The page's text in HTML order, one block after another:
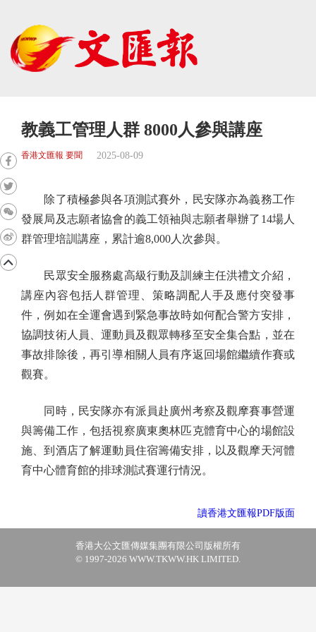
教義工管理人群 8000人參與講座
香港文匯報 要聞 2025-08-09
除了積極參與各項測試賽外，民安隊亦為義務工作
發展局及志願者協會的義工領袖與志願者舉辦了14場人
群管理培訓講座，累計逾8,000人次參與。
民眾安全服務處高級行動及訓練主任洪禮文介紹，
講座內容包括人群管理、策略調配人手及應付突發事
件，例如在全運會遇到緊急事故時如何配合警方安排，
協調技術人員、運動員及觀眾轉移至安全集合點，並在
事故排除後，再引導相關人員有序返回場館繼續作賽或
觀賽。
同時，民安隊亦有派員赴廣州考察及觀摩賽事營運
與籌備工作，包括視察廣東奧林匹克體育中心的場館設
施、到酒店了解運動員住宿籌備安排，以及觀摩天河體
育中心體育館的排球測試賽運行情況。
讀香港文匯報PDF版面
香港大公文匯傳媒集團有限公司版權所有
© 1997-2026 WWW.TKWW.HK LIMITED.